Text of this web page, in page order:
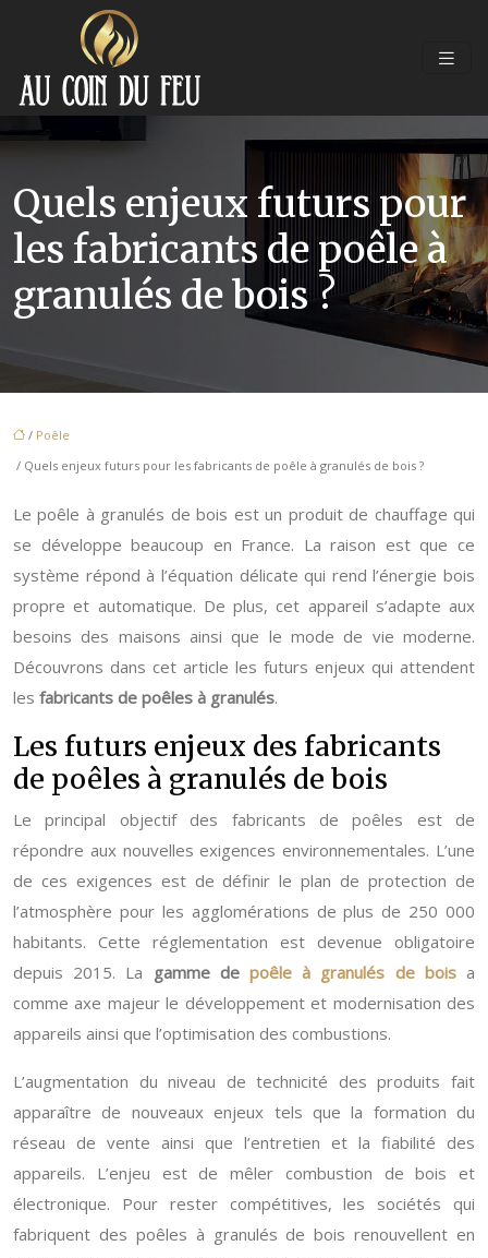
Quels enjeux futurs pour
les fabricants de poêle à
granulés de bois ?
/ Poêle
/ Quels enjeux futurs pour les fabricants de poêle à granulés de bois ?
Le poêle à granulés de bois est un produit de chauffage qui
se développe beaucoup en France. La raison est que ce
système répond à l’équation délicate qui rend l’énergie bois
propre et automatique. De plus, cet appareil s’adapte aux
besoins des maisons ainsi que le mode de vie moderne.
Découvrons dans cet article les futurs enjeux qui attendent
les fabricants de poêles à granulés.
Les futurs enjeux des fabricants
de poêles à granulés de bois
Le principal objectif des fabricants de poêles est de
répondre aux nouvelles exigences environnementales. L’une
de ces exigences est de définir le plan de protection de
l’atmosphère pour les agglomérations de plus de 250 000
habitants. Cette réglementation est devenue obligatoire
depuis 2015. La gamme depoêle à granulés de boisa
comme axe majeur le développement et modernisation des
appareils ainsi que l’optimisation des combustions.
L’augmentation du niveau de technicité des produits fait
apparaître de nouveaux enjeux tels que la formation du
réseau de vente ainsi que l’entretien et la fiabilité des
appareils. L’enjeu est de mêler combustion de bois et
électronique. Pour rester compétitives, les sociétés qui
fabriquent des poêles à granulés de bois renouvellent en